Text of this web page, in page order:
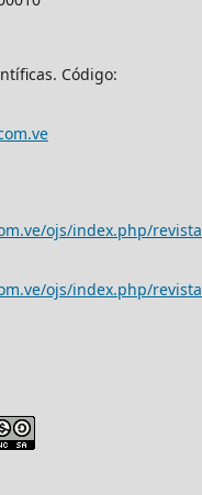
Código:
ojs/index.php/
ojs/index.php/